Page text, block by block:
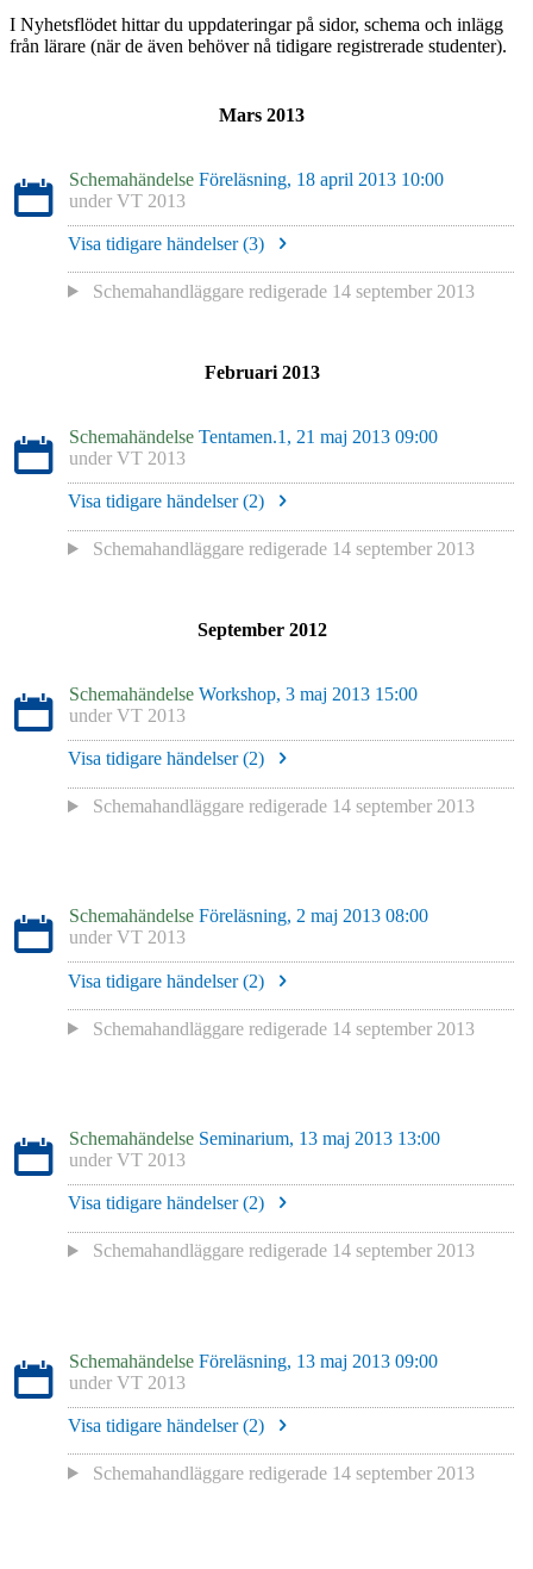
I Nyhetsflödet hittar du uppdateringar på sidor, schema och inlägg
från lärare (när de även behöver nå tidigare registrerade studenter).
Mars 2013
Schemahändelse Föreläsning, 18 april 2013 10:00
under VT 2013
Visa tidigare händelser (3)
Schemahandläggare redigerade 14 september 2013
Februari 2013
Schemahändelse Tentamen.1, 21 maj 2013 09:00
under VT 2013
Visa tidigare händelser (2)
Schemahandläggare redigerade 14 september 2013
September 2012
Schemahändelse Workshop, 3 maj 2013 15:00
under VT 2013
Visa tidigare händelser (2)
Schemahandläggare redigerade 14 september 2013
Schemahändelse Föreläsning, 2 maj 2013 08:00
under VT 2013
Visa tidigare händelser (2)
Schemahandläggare redigerade 14 september 2013
Schemahändelse Seminarium, 13 maj 2013 13:00
under VT 2013
Visa tidigare händelser (2)
Schemahandläggare redigerade 14 september 2013
Schemahändelse Föreläsning, 13 maj 2013 09:00
under VT 2013
Visa tidigare händelser (2)
Schemahandläggare redigerade 14 september 2013